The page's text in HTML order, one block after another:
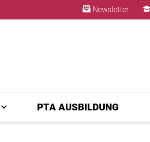
Newsletter
PTA AUSBILDUNG